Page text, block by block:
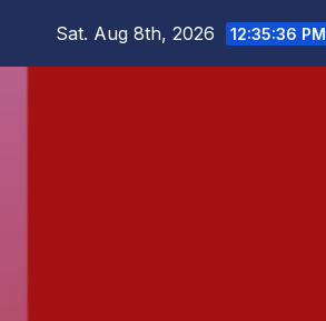
Sat. Aug 8th, 2026 12:35:37 PM